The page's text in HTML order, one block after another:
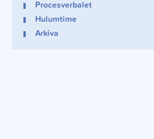
Procesverbalet
Hulumtime
Arkiva